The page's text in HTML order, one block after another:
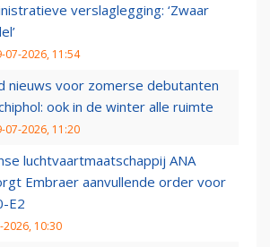
verslaglegging: ‘Zwaar
07-2026, 11:54
nieuws voor zomerse debutanten
ook in de winter alle ruimte
07-2026, 11:20
luchtvaartmaatschappij ANA
Embraer aanvullende order voor
E2
2026, 10:30